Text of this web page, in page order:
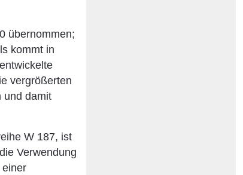
übernommen;
kommt in
vergrößerten
und damit
W 187, ist
Verwendung
einer